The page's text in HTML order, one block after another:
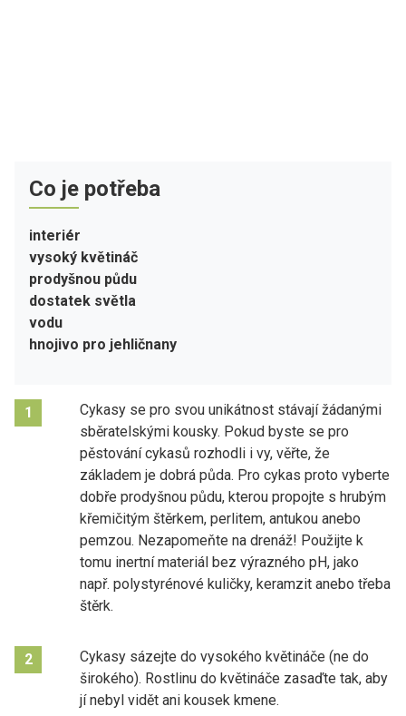
Co je potřeba
interiér
vysoký květináč
prodyšnou půdu
dostatek světla
vodu
hnojivo pro jehličnany
1
Cykasy se pro svou unikátnost stávají žádanými
sběratelskými kousky. Pokud byste se pro
pěstování cykasů rozhodli i vy, věřte, že
základem je dobrá půda. Pro cykas proto vyberte
dobře prodyšnou půdu, kterou propojte s hrubým
křemičitým štěrkem, perlitem, antukou anebo
pemzou. Nezapomeňte na drenáž! Použijte k
tomu inertní materiál bez výrazného pH, jako
např. polystyrénové kuličky, keramzit anebo třeba
štěrk.
2
Cykasy sázejte do vysokého květináče (ne do
širokého). Rostlinu do květináče zasaďte tak, aby
jí nebyl vidět ani kousek kmene.